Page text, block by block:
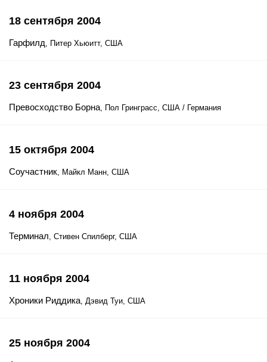
18 сентября 2004
Гарфилд, Питер Хьюитт, США
23 сентября 2004
Превосходство Борна, Пол Гринграсс, США / Германия
15 октября 2004
Соучастник, Майкл Манн, США
4 ноября 2004
Терминал, Стивен Спилберг, США
11 ноября 2004
Хроники Риддика, Дэвид Туи, США
25 ноября 2004